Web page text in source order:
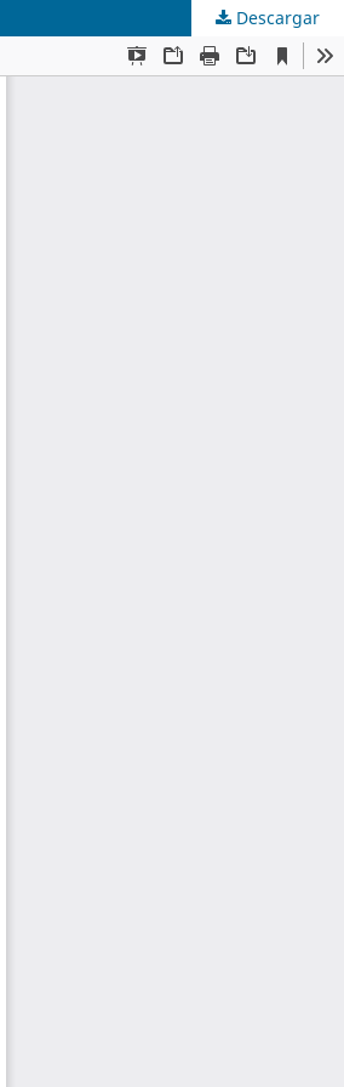
Descargar